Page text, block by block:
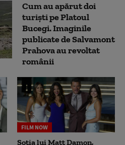
Cum au apărut doi
turiști pe Platoul
Bucegi. Imaginile
publicate de Salvamont
Prahova au revoltat
românii
FILM NOW
Soția lui Matt Damon,